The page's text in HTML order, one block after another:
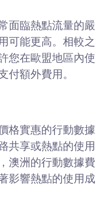
面臨熱點流量的嚴
可能更高。相較之
您在歐盟地區內使
付額外費用。
格實惠的行動數據
共享或熱點的使用
澳洲的行動數據費
影響熱點的使用成